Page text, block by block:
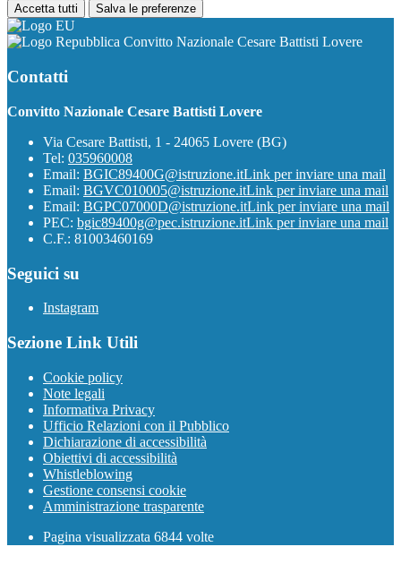
Accetta tutti Salva le preferenze
Convitto Nazionale Cesare Battisti Lovere
Contatti
Convitto Nazionale Cesare Battisti Lovere
Via Cesare Battisti, 1 - 24065 Lovere (BG)
Tel: 035960008
Email: BGIC89400G@istruzione.itLink per inviare una mail
Email: BGVC010005@istruzione.itLink per inviare una mail
Email: BGPC07000D@istruzione.itLink per inviare una mail
PEC: bgic89400g@pec.istruzione.itLink per inviare una mail
C.F.: 81003460169
Seguici su
Instagram
Sezione Link Utili
Cookie policy
Note legali
Informativa Privacy
Ufficio Relazioni con il Pubblico
Dichiarazione di accessibilità
Obiettivi di accessibilità
Whistleblowing
Gestione consensi cookie
Amministrazione trasparente
Pagina visualizzata 6844 volte